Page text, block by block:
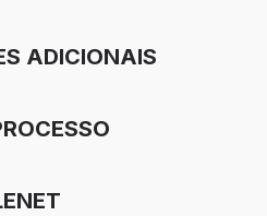
ADICIONAIS